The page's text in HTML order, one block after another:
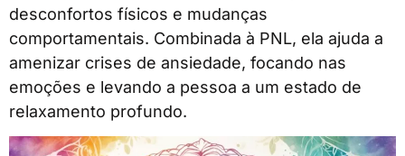
desconfortos físicos e mudanças
comportamentais. Combinada à PNL, ela ajuda a
amenizar crises de ansiedade, focando nas
emoções e levando a pessoa a um estado de
relaxamento profundo.